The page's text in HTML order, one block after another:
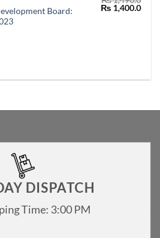
Board:
Original
price
₨1,400.0
DISPATCH
Time: 3:00 PM